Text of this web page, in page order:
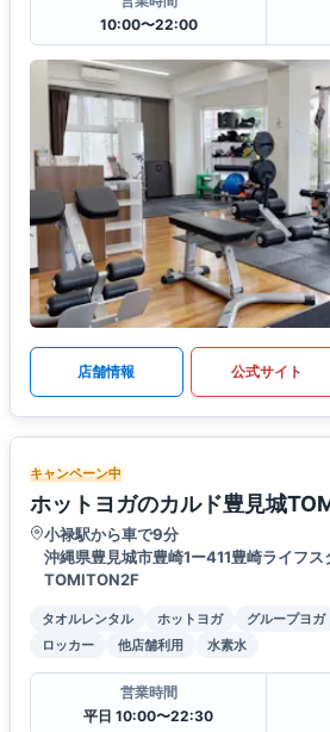
10:00〜22:00
店舗情報 公式サイト
キャンペーン中
ホットヨガのカルド豊見城
小禄駅から車で9分
沖縄県豊見城市豊崎1ー411豊崎ライフス
TOMITON2F
タオルレンタル ホットヨガ グループヨガ
ロッカー
他店舗利用 水素水
営業時間
平日 10:00〜22:30